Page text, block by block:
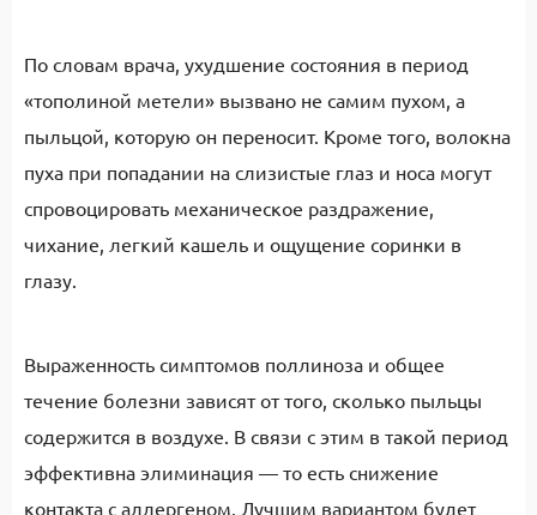
По словам врача, ухудшение состояния в период
«тополиной метели» вызвано не самим пухом, а
пыльцой, которую он переносит. Кроме того, волокна
пуха при попадании на слизистые глаз и носа могут
спровоцировать механическое раздражение,
чихание, легкий кашель и ощущение соринки в
глазу.
Выраженность симптомов поллиноза и общее
течение болезни зависят от того, сколько пыльцы
содержится в воздухе. В связи с этим в такой период
эффективна элиминация — то есть снижение
контакта с аллергеном. Лучшим вариантом будет